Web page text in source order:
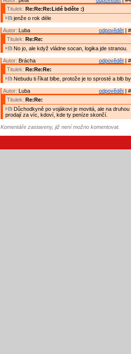
Titulek: Re:Re:Re:Lidé bděte :)
jenže o rok déle
odpovědět |
Autor: Luba
Titulek: Re:Re:
No jo, ale když vládne socan, logika jde stranou.
odpovědět |
Autor: Brácha
Titulek: Re:Re:Re:
Nebudu ti říkat blbe, protože je to sprosté a blb
odpovědět |
Autor: Luba
Titulek: Re:Re:
Důchodkyně po vojákovi je movitá, ale na
prodají za víc, kdoví, kde ty peníze skončí.
Komentáře zastaveny, již není možno komentovat.